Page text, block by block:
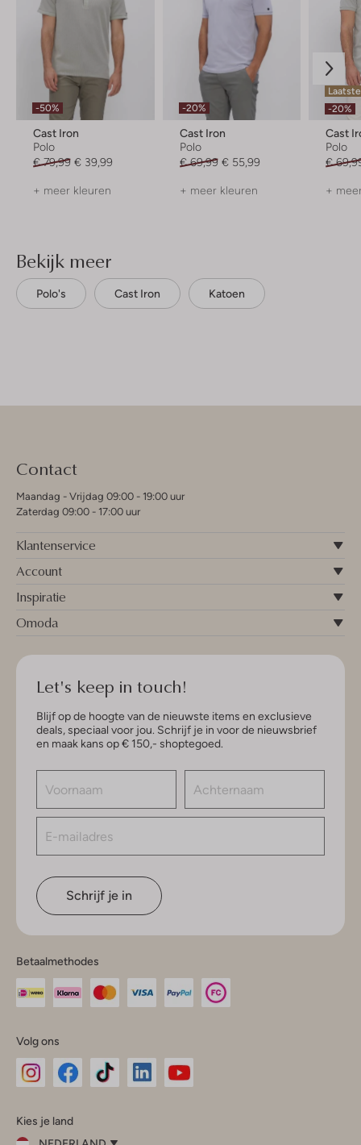
-50%
Cast Iron
Polo
€ 79,99 € 39,99
+ meer kleuren
-20%
Cast Iron
Polo
€ 69,99 € 55,99
+ meer kleuren
-20%
Cast
Polo
€
+
Bekijk meer
Polo's Cast Iron Katoen
Contact
Maandag - Vrijdag 09:00 - 19:00 uur
Zaterdag 09:00 - 17:00 uur
Klantenservice
Account
Inspiratie
Omoda
Let's keep in touch!
Blijf op de hoogte van de nieuwste items en exclusieve
deals, speciaal voor jou. Schrijf je in voor de nieuwsbrief
en maak kans op € 150,- shoptegoed.
Schrijf je in
Betaalmethodes
Volg ons
InstagramFacebook
Kies je land